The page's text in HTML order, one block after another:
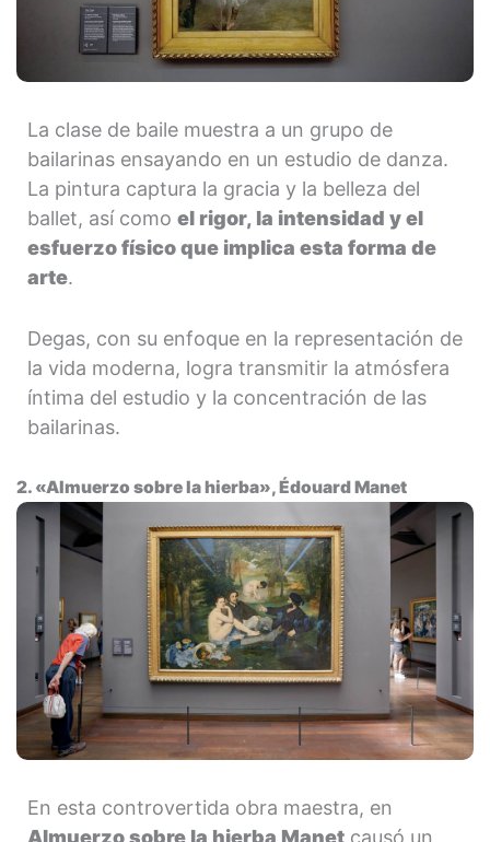
La clase de baile muestra a un grupo de
bailarinas ensayando en un estudio de danza.
La pintura captura la gracia y la belleza del
ballet, así como el rigor, la intensidad y el
esfuerzo físico que implica esta forma de
arte.
Degas, con su enfoque en la representación de
la vida moderna, logra transmitir la atmósfera
íntima del estudio y la concentración de las
bailarinas.
2. «Almuerzo sobre la hierba», Édouard Manet
En esta controvertida obra maestra, en
Almuerzo sobre la hierba Manet causó un